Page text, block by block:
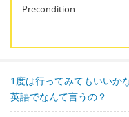
Precondition.
1度は行ってみてもいいか
英語でなんて言うの？